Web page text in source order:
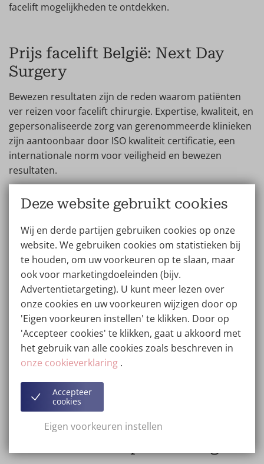
facelift mogelijkheden te ontdekken.
Prijs facelift België: Next Day
Surgery
Bewezen resultaten zijn de reden waarom patiënten
ver reizen voor facelift chirurgie. Expertise, kwaliteit, en
gepersonaliseerde zorg van gerenommeerde klinieken
zijn aantoonbaar door ISO kwaliteit certificatie, een
internationale norm voor veiligheid en bewezen
resultaten.
Wellness Kliniek biedt goedkope facelift prijzen en ISO
9001 kwaliteit. We maken esthetische chirurgie graag
toegankelijk. Ontdek een betaalbare, ideale facelift met
topkwaliteit. Bekijk patiëntrecensies voor betrouwbare
informatie en een voordelige keuze. Bij Wellness Kliniek
selecteren we de beste chirurgen die de benodigde
specialisatie hebben. We zijn trots op 25 jaar
uitstekende patiënten ervaringen en gaan altijd voor
het mooiste resultaat!
Niet voor niets ontvangen we bij Wellness Kliniek
patiënten vanuit de hele wereld. We bieden daarom
optioneel de GRATIS Next Day Surgery Service. Hierbij
vinden consult en ingreep op twee opvolgende dagen
plaats, zodat de klant reistijd en kosten kan besparen.
Deze website gebruikt cookies
Wij en derde partijen gebruiken cookies op onze
website. We gebruiken cookies om statistieken bij
te houden, om uw voorkeuren op te slaan, maar
ook voor marketingdoeleinden (bijv.
Advertentietargeting). U kunt meer lezen over
onze cookies en uw voorkeuren wijzigen door op
'Eigen voorkeuren instellen' te klikken. Door op
'Accepteer cookies' te klikken, gaat u akkoord met
het gebruik van alle cookies zoals beschreven in
onze cookieverklaring .
Accepteer
cookies
Eigen voorkeuren instellen